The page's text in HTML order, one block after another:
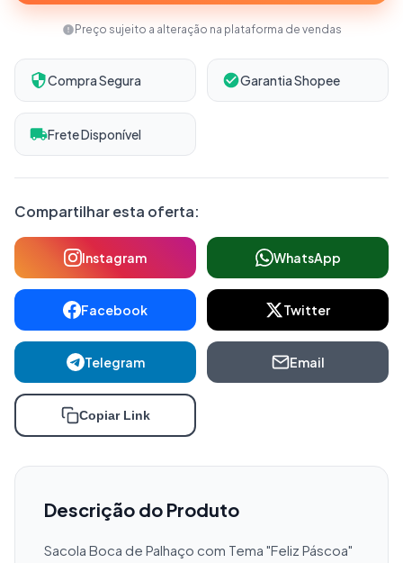
Preço sujeito a alteração na plataforma de vendas
Compra Segura Garantia Shopee
Frete Disponível
Compartilhar esta oferta:
Instagram WhatsApp
Facebook Twitter
Telegram Email
Copiar Link
Descrição do Produto
Sacola Boca de Palhaço com Tema "Feliz Páscoa"